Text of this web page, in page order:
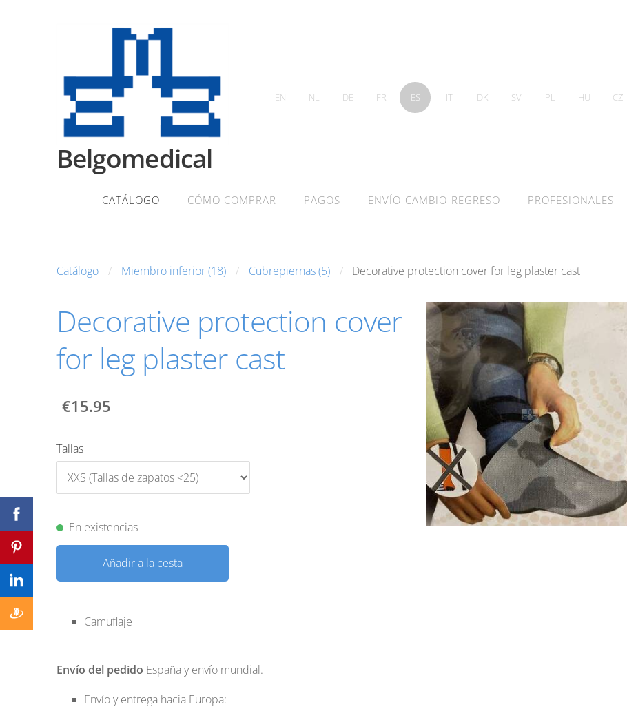
Belgomedical
CATÁLOGO CÓMO COMPRAR PAGOS ENVÍO-CAMBIO-REGRESO PROFESIONALES
EN NL DE FR ES IT DK SV PL HU CZ
Catálogo Miembro inferior (18) Cubrepiernas (5) Decorative protection cover for leg plaster cast
Decorative protection cover
for leg plaster cast
€15.95
Tallas
En existencias
Añadir a la cesta
Camuflaje
Envío del pedido Españay envío mundial.
Envío y entrega hacia Europa: